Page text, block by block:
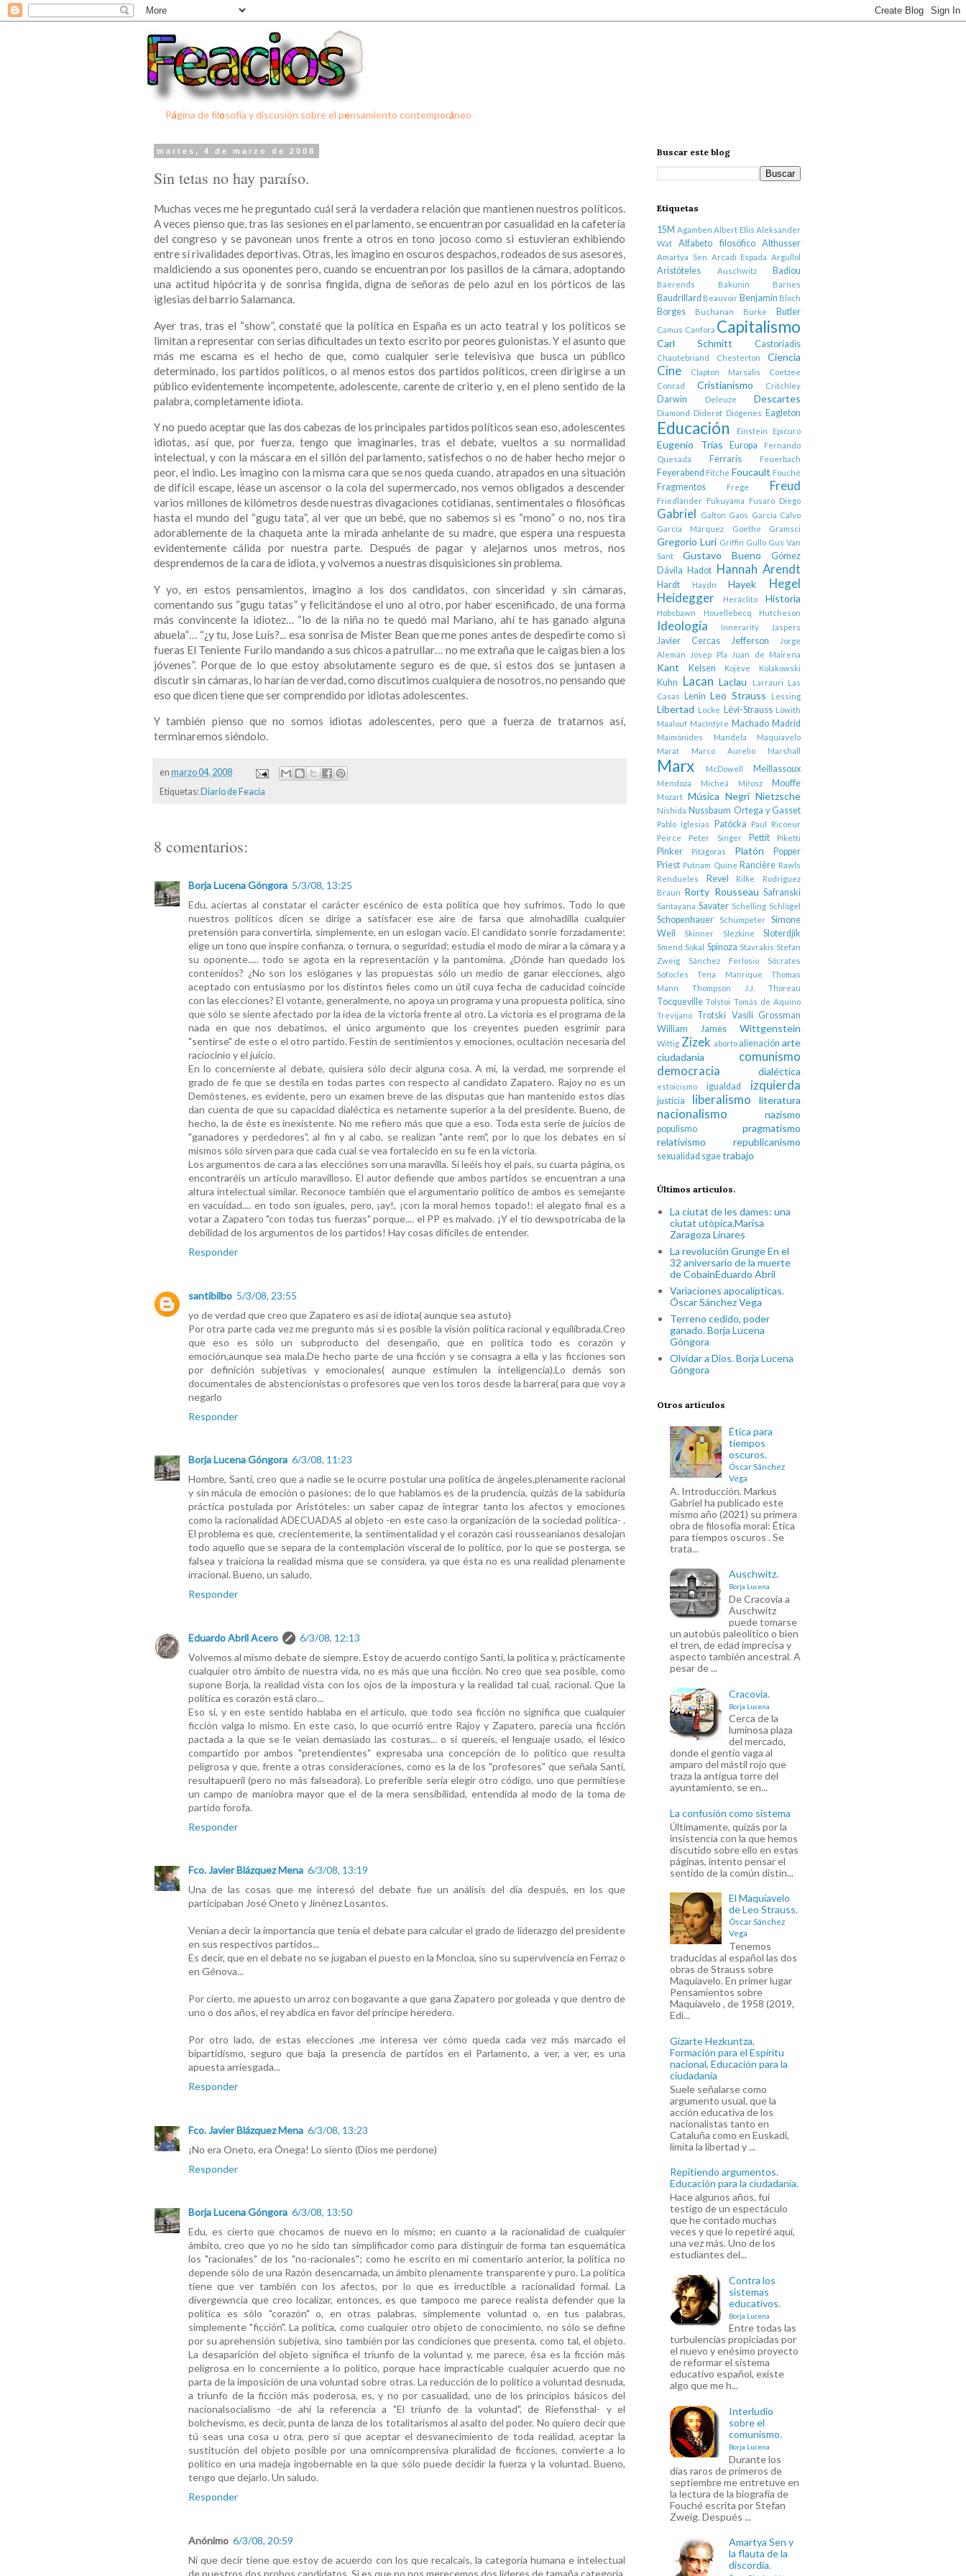
Página de filosofía y discusión sobre el pensamiento contemporáneo
martes, 4 de marzo de 2008
Sin tetas no hay paraíso.
Muchas veces me he preguntado cuál será la verdadera relación que mantienen nuestros políticos.
A veces pienso que, tras las sesiones en el parlamento, se encuentran por casualidad en la cafetería
del congreso y se pavonean unos frente a otros en tono jocoso como si estuvieran exhibiendo
entre sí rivalidades deportivas. Otras, les imagino en oscuros despachos, rodeados de sus asesores,
maldiciendo a sus oponentes pero, cuando se encuentran por los pasillos de la cámara, adoptando
una actitud hipócrita y de sonrisa fingida, digna de señoras de pelo azul en los pórticos de las
iglesias del barrio Salamanca.
Ayer tras, tras el “show”, constaté que la política en España es un acto teatral y los políticos se
limitan a representar con serias dificultades un texto escrito por peores guionistas. Y el asunto que
más me escama es el hecho de que, como cualquier serie televisiva que busca un público
determinado, los partidos políticos, o al menos estos dos partidos políticos, creen dirigirse a un
público evidentemente incompetente, adolescente, carente de criterio y, en el pleno sentido de la
palabra, completamente idiota.
Y no puedo aceptar que las dos cabezas de los principales partidos políticos sean eso, adolescentes
idiotas, así que, por fuerza, tengo que imaginarles, tras el debate, vueltos a su normalidad
intelectual, y con la máscara en el sillón del parlamento, satisfechos o no de haber hecho mejor o
peor, el indio. Les imagino con la misma cara que se nos queda cuando, atrapados en una situación
de difícil escape, léase un ascensor o la cola del supermercado, nos vemos obligados a descender
varios millones de kilómetros desde nuestras divagaciones cotidianas, sentimentales o filosóficas
hasta el mundo del “gugu tata”, al ver que un bebé, que no sabemos si es “mono” o no, nos tira
adorablemente de la chaqueta ante la mirada anhelante de su madre, que espera una respuesta
evidentemente cálida por nuestra parte. Después de pagar y alejarnos unos metros, nos
desprendemos de la cara de idiota, y volvemos a nuestras disquisiciones sin problema.
Y yo, en estos pensamientos, imagino a los dos candidatos, con sinceridad y sin cámaras,
comentando sus “gugu tatas” y felicitándose el uno al otro, por haber escenificado, de una forma
más convincente la idiotez… “lo de la niña no te quedó mal Mariano, ahí te has ganado alguna
abuela”… “¿y tu, Jose Luís?... esa sonrisa de Mister Bean que me pones antes de despedirte como si
fueras El Teniente Furilo mandando a sus chicos a patrullar… no me extraña que le caigas bien a los
jóvenes”. Porque de lo que estoy absolutamente seguro es de que, si estos dos se juntasen a
discutir sin cámaras, lo harían de verdad, como discutimos cualquiera de nosotros, no pensando que
eso que dicen tiene que ser comprendido por idiotas adolescentes.
Y también pienso que no somos idiotas adolescentes, pero que a fuerza de tratarnos así,
terminaremos siéndolo.
en marzo 04, 2008
Etiquetas: Diario de Feacia
8 comentarios:
Borja Lucena Góngora 5/3/08, 13:25
Edu, aciertas al constatar el carácter escénico de esta política que hoy sufrimos. Todo lo que
nuestros políticos dicen se dirige a satisfacer ese aire de farsa que almohadilla cualquier
pretensión para convertirla, simplemente, en un eslogan vacío. El candidato sonríe forzadamente;
elige un tono que inspire confianza, o ternura, o seguridad; estudia el modo de mirar a la cámara y a
su oponente..... todo se agota en la representación y la pantomima. ¿Dónde han quedado los
contenidos? ¿No son los eslóganes y las propuestas sólo un medio de ganar elecciones, algo
aceptado con entusiasmo por los distintos fieles como un útil cuya fecha de caducidad coincide
con las elecciones? El votante, generalmente, no apoya un programa y una propuesta política, sino
que sólo se siente afectado por la idea de la victoria frente al otro. La victoria es el programa de la
nada en que nos debatimos, el único argumento que los creyentes pueden esgrimir para
"sentirse" de este o el otro partido. Festín de sentimientos y emociones, ocultación necesaria del
raciocinio y el juicio.
En lo concerniente al debate, quisiera sólo decir alguna cosa. A mí, la verdad, me sorprende el
grado de fe que se destila en todas partes con respecto al candidato Zapatero. Rajoy no es un
Demóstenes, es evidente, pero un examen breve de las disputas que han mantenido estos días
dan cuenta de que su capacidad dialéctica es netamente superior a la del presidente. Bueno, de
hecho, la de éste es inexistente. No me refiero más que que a eso. Toda esta serie de juicios de
"ganadores y perdedores", al fin y al cabo, se realizan "ante rem", por lo que los debates en sí
mismos sólo sirven para que cada cual se vea fortalecido en su fe en la victoria.
Los argumentos de cara a las elecciónes son una maravilla. Si leéis hoy el país, su cuarta página, os
encontraréis un artículo maravilloso. El autor defiende que ambos partidos se encuentran a una
altura intelectual similar. Reconoce también que el argumentario político de ambos es semejante
en vacuidad.... en todo son iguales, pero, ¡ay!, ¡con la moral hemos topado!: el alegato final es a
votar a Zapatero "con todas tus fuerzas" porque.... el PP es malvado. ¡Y el tío dewspotricaba de la
debilidad de los argumentos de los partidos! Hay cosas difíciles de entender.
Responder
santibilbo 5/3/08, 23:55
yo de verdad que creo que Zapatero es así de idiota( aunque sea astuto)
Por otra parte cada vez me pregunto más si es posible la visión política racional y equilibrada.Creo
que eso es sólo un subproducto del desengaño, que en política todo es corazón y
emoción,aunque sea mala.De hecho parte de una ficción y se consagra a ella y las ficciones son
por definición subjetivas y emocionales( aunque estimulen la inteligencia).Lo demás son
documentales de abstencionistas o profesores que ven los toros desde la barrera( para que voy a
negarlo
Responder
Borja Lucena Góngora 6/3/08, 11:23
Hombre, Santi, creo que a nadie se le ocurre postular una política de ángeles,plenamente racional
y sin mácula de emoción o pasiones; de lo que hablamos es de la prudencia, quizás de la sabiduría
práctica postulada por Aristóteles: un saber capaz de integrar tanto los afectos y emociones
como la racionalidad ADECUADAS al objeto -en este caso la organización de la sociedad política- .
El problema es que, crecientemente, la sentimentalidad y el corazón casi rousseanianos desalojan
todo aquello que se separa de la contemplación visceral de lo político, por lo que se posterga, se
falsea y traiciona la realidad misma que se considera, ya que ésta no es una realidad plenamente
irracional. Bueno, un saludo.
Responder
Eduardo Abril Acero
6/3/08, 12:13
Volvemos al mismo debate de siempre. Estoy de acuerdo contigo Santi, la política y, prácticamente
cualquier otro ámbito de nuestra vida, no es más que una ficción. No creo que sea posible, como
supone Borja, la realidad vista con los ojos de la impostura y la realidad tal cual, racional. Que la
política es corazón está claro...
Eso si, y en este sentido hablaba en el artículo, que todo sea ficción no significa que cualquier
ficción valga lo mismo. En este caso, lo que ocurrió entre Rajoy y Zapatero, parecía una ficción
pactada a la que se le veían demasiado las costuras... o si quereis, el lenguaje usado, el léxico
compartido por ambos "pretendientes" expresaba una concepción de lo político que resulta
peligrosa y que, frente a otras consideraciones, como es la de los "profesores" que señala Santi,
resultapueril (pero no más falseadora). Lo preferible sería elegir otro código, uno que permitiese
un campo de maniobra mayor que el de la mera sensibilidad, entendida al modo de la toma de
partido forofa.
Responder
Fco. Javier Blázquez Mena 6/3/08, 13:19
Una de las cosas que me interesó del debate fue un análisis del día después, en los que
participaban José Oneto y Jinénez Losantos.
Venían a decir la importancia que tenía el debate para calcular el grado de liderazgo del presidente
en sus respectivos partidos...
Es decir, que en el debate no se jugaban el puesto en la Moncloa, sino su supervivencia en Ferraz o
en Génova...
Por cierto, me apuesto un arroz con bogavante a que gana Zapatero por goleada y que dentro de
uno o dos años, el rey abdica en favor del príncipe heredero.
Por otro lado, de estas elecciones ,me interesa ver cómo queda cada vez más marcado el
bipartidismo, seguro que baja la presencia de partidos en el Parlamento, a ver, a ver, es una
apuesta arriesgada...
Responder
Fco. Javier Blázquez Mena 6/3/08, 13:23
¡No era Oneto, era Ónega! Lo siento (Dios me perdone)
Responder
Borja Lucena Góngora 6/3/08, 13:50
Edu, es cierto que chocamos de nuevo en lo mismo; en cuanto a la racionalidad de cualquier
ámbito, creo que yo no he sido tan simplificador como para distinguir de forma tan esquemática
los "racionales" de los "no-racionales"; como he escrito en mi comentario anterior, la política no
depende sólo de una Razón desencarnada, un ámbito plenamente transparente y puro. La política
tiene que ver también con los afectos, por lo que es irreductible a racionalidad formal. La
divergewncia que creo localizar, entonces, es que tampoco me parece realista defender que la
política es sólo "corazón" o, en otras palabras, simplemente voluntad o, en tus palabras,
simplemente "ficción". La política, como cualquier otro objeto de conocimiento, no sólo se define
por su aprehensión subjetiva, sino también por las condiciones que presenta, como tal, el objeto.
La desaparición del objeto significa el triunfo de la voluntad y, me parece, ésa es la ficción más
peligrosa en lo concerniente a lo político, porque hace impracticable cualquier acuerdo que no
parta de la imposición de una voluntad sobre otras. La reducción de lo político a voluntad desnuda,
a triunfo de la ficción más poderosa, es, y no por casualidad, uno de los principios básicos del
nacionalsocialismo -de ahí la referencia a "El triunfo de la voluntad", de Riefensthal- y el
bolchevismo, es decir, punta de lanza de los totalitarismos al asalto del poder. No quiero decir que
tú seas una cosa u otra, pero sí que aceptar el desvanecimiento de toda realidad, aceptar la
sustitución del objeto posible por una omnicomprensiva pluralidad de ficciones, convierte a lo
político en una madeja ingobernable en la que sólo puede decidir la fuerza y la voluntad. Bueno,
tengo que dejarlo. Un saludo.
Responder
Anónimo 6/3/08, 20:59
Ni que decir tiene que estoy de acuerdo con los que recalcais, la categoria humana e intelectual
de nuestros dos probos candidatos. Si es que no nos merecemos dos líderes de tamaña categoria.
Buscar este blog
Etiquetas
15M Agamben Albert Ellis Aleksander
Wat
Alfabeto filosófico Althusser
Amartya Sen Arcadi Espada Argullol
Aristóteles Auschwitz Badiou
Baerends Bakunin Barnes
Baudrillard Beauvoir Benjamin Bloch
Borges Buchanan Burke Butler
Camus Canfora Capitalismo
Carl Schmitt Castoriadis
Chautebriand Chesterton Ciencia
Cine Clapton Marsalis
Coetzee
Conrad
Cristianismo Critchley
Darwin Deleuze Descartes
Diamond Diderot Diógenes Eagleton
Educación Einstein Epicuro
Eugenio Trías Europa
Fernando
Quesada
Ferraris Feuerbach
Feyerabend Fitche Foucault Fouché
Fragmentos Frege Freud
Friedländer Fukuyama Fusaro Diego
Gabriel Galton Gaos García Calvo
García Márquez
Goethe Gramsci
Gregorio Luri Griffin Gullo Gus Van
Sant
Gustavo Bueno
Gómez
Dávila Hadot Hannah Arendt
Hardt Haydn Hayek
Hegel
Heidegger
Heráclito Historia
Hobsbawn Houellebecq Hutcheson
Ideología Innerarity Jaspers
Javier Cercas Jefferson
Jorge
Alemán
Josep Pla Juan de Mairena
Kant Kelsen Kojève Kolakowski
Kuhn Lacan Laclau Larrauri
Las
Casas
Lenin Leo Strauss Lessing
Libertad Locke Lévi-Strauss Löwith
Maalouf MacIntyre Machado Madrid
Maimónides Mandela
Maquiavelo
Marat
Marco Aurelio Marshall
Marx McDowell Meillassoux
Mendoza Micheá Miłosz Mouffe
Mozart Música Negri Nietzsche
Nishida Nussbaum Ortega y Gasset
Pablo Iglesias Patócka
Paul Ricoeur
Peirce
Peter Singer Pettit Piketti
Pinker Pitágoras Platón
Popper
Priest Putnam Quine Rancière Rawls
Rendueles
Revel Rilke
Rodriguez
Braun Rorty Rousseau Safranski
Santayana Savater Schelling Schlögel
Schopenhauer Schumpeter
Simone
Weil
Skinner Slezkine Sloterdjik
Smend Sokal Spinoza Stavrakis Stefan
Zweig
Sánchez Ferlosio
Sócrates
Sófocles
Tena Manrique
Thomas
Mann
Thompson J.J. Thoreau
Tocqueville Tolstoi Tomás de Aquino
Trevijano
Trotski Vasili Grossman
William James
Wittgenstein
Wittig Zizek aborto alienación arte
ciudadanía
comunismo
democracia
dialéctica
estoicismo igualdad izquierda
justicia liberalismo literatura
nacionalismo nazismo
populismo
pragmatismo
relativismo
republicanismo
sexualidad sgaetrabajo
Últimos artículos.
La ciutat de les dames: una
ciutat utòpica.Marisa
Zaragoza Linares
La revolución Grunge En el
32 aniversario de la muerte
de CobainEduardo Abril
Variaciones apocalípticas.
Óscar Sánchez Vega
Terreno cedido, poder
ganado. Borja Lucena
Góngora
Olvidar a Dios. Borja Lucena
Góngora
Otros artículos
Ética para
tiempos
oscuros.
Óscar Sánchez
Vega
A. Introducción. Markus
Gabriel ha publicado este
mismo año (2021) su primera
obra de filosofía moral: Ética
para tiempos oscuros . Se
trata...
Auschwitz.
Borja Lucena
De Cracovia a
Auschwitz
puede tomarse
un autobús paleolítico o bien
el tren, de edad imprecisa y
aspecto también ancestral. A
pesar de ...
Cracovia.
Borja Lucena
Cerca de la
luminosa plaza
del mercado,
donde el gentío vaga al
amparo del mástil rojo que
traza la antigua torre del
ayuntamiento, se en...
La confusión como sistema
Últimamente, quizás por la
insistencia con la que hemos
discutido sobre ello en estas
páginas, intento pensar el
sentido de la común distin...
El Maquiavelo
de Leo Strauss.
Óscar Sánchez
Vega
Tenemos
traducidas al español las dos
obras de Strauss sobre
Maquiavelo. En primer lugar
Pensamientos sobre
Maquiavelo , de 1958 (2019,
Edi...
Gizarte Hezkuntza,
Formación para el Espíritu
nacional, Educación para la
ciudadanía
Suele señalarse como
argumento usual, que la
acción educativa de los
nacionalistas tanto en
Cataluña como en Euskadi,
limita la libertad y ...
Repitiendo argumentos.
Educación para la ciudadanía.
Hace algunos años, fui
testigo de un espectáculo
que he contado muchas
veces y que lo repetiré aquí,
una vez más. Uno de los
estudiantes del...
Contra los
sistemas
educativos.
Borja Lucena
Entre todas las
turbulencias propiciadas por
el nuevo y enésimo proyecto
de reformar el sistema
educativo español, existe
algo que me h...
Interludio
sobre el
comunismo.
Borja Lucena
Durante los
días raros de primeros de
septiembre me entretuve en
la lectura de la biografía de
Fouché escrita por Stefan
Zweig. Después ...
Amartya Sen y
la flauta de la
discordia.